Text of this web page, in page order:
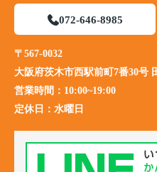
072-646-8985
〒567-0032
大阪府茨木市西駅前町7番30号
営業時間： 10:00~19:00
定休日： 水曜日